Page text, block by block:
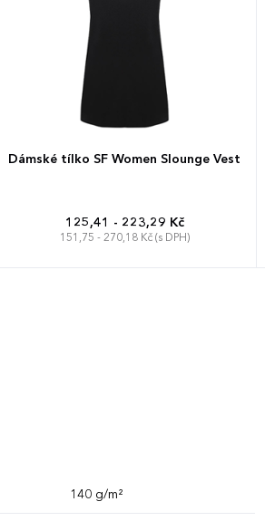
Dámské tílko SF Women Slounge Vest
125,41 - 223,29 Kč
151,75 - 270,18 Kč (s DPH)
140 g/m²